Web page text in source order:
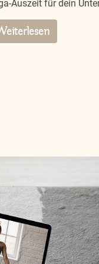
Auszeit für dein